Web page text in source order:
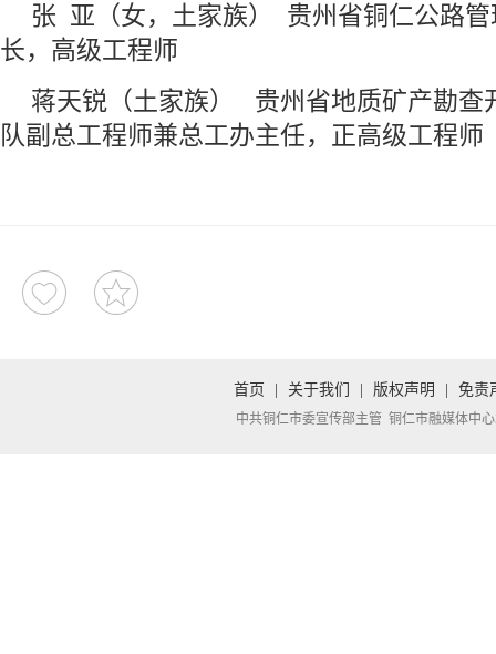
张 亚（女，土家族） 贵州省铜仁公路
长，高级工程师
蒋天锐（土家族） 贵州省地质矿产勘查
队副总工程师兼总工办主任，正高级工程师
首页 关于我们 版权声明 免责
中共铜仁市委宣传部主管 铜仁市融媒体中心